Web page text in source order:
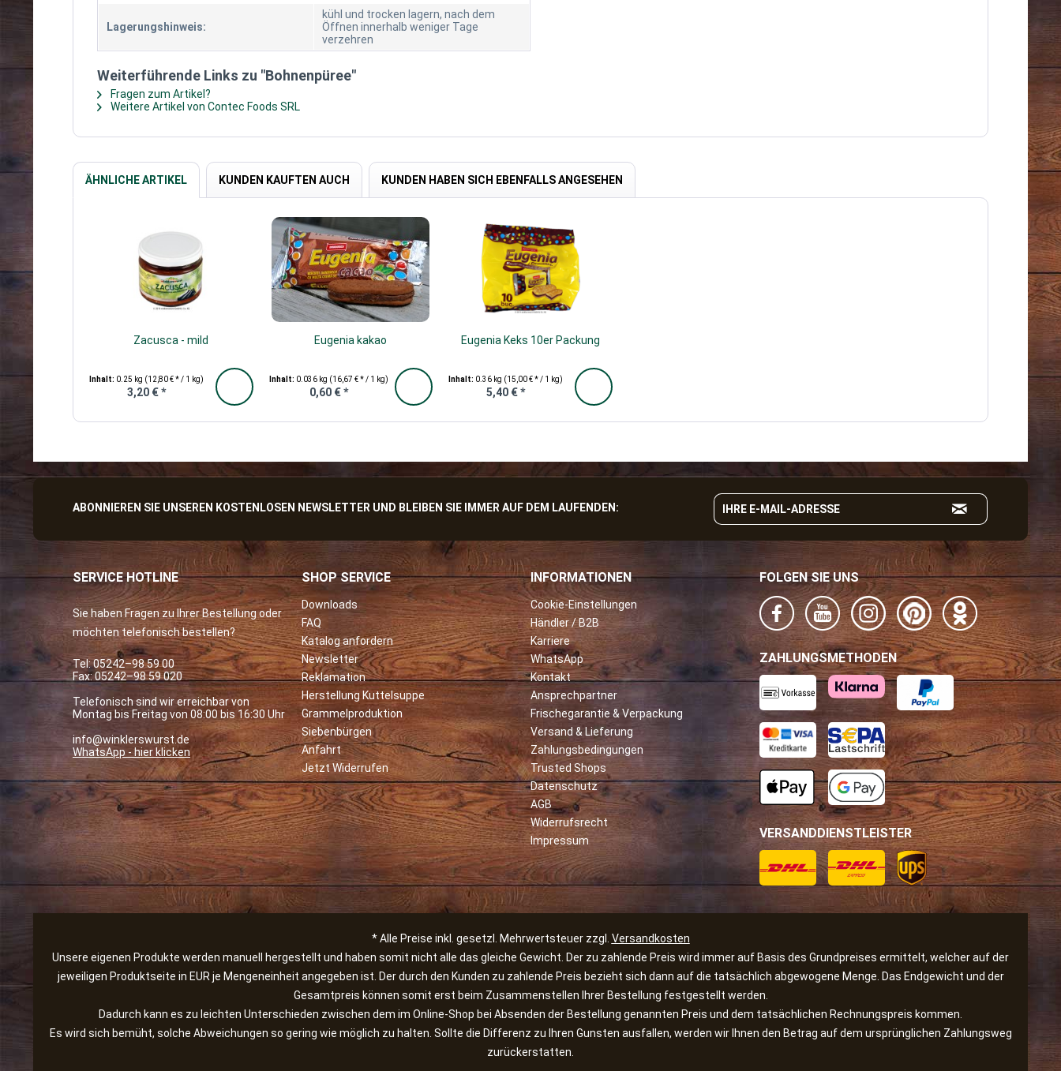
Lagerungshinweis:
kühl und trocken lagern, nach dem
Öffnen innerhalb weniger Tage
verzehren
Weiterführende Links zu "Bohnenpüree"
Fragen zum Artikel?
Weitere Artikel von Contec Foods SRL
ÄHNLICHE ARTIKEL KUNDEN KAUFTEN AUCH KUNDEN HABEN SICH EBENFALLS ANGESEHEN
Zacusca - mild
Inhalt: 0.25 kg (12,80 € * / 1 kg)
3,20 € *
Eugenia kakao
Inhalt: 0.036 kg (16,67 € * / 1 kg)
0,60 € *
Eugenia Keks 10er Packung
Inhalt: 0.36 kg (15,00 € * / 1 kg)
5,40 € *
ABONNIEREN SIE UNSEREN KOSTENLOSEN NEWSLETTER UND BLEIBEN SIE IMMER AUF DEM LAUFENDEN:
SERVICE HOTLINE
Sie haben Fragen zu Ihrer Bestellung oder
möchten telefonisch bestellen?
Tel:05242–98 59 00
Fax: 05242–98 59 020
Telefonisch sind wir erreichbar von
Montag bis Freitag von 08:00 bis 16:30 Uhr
info@winklerswurst.de
WhatsApp - hier klicken
SHOP SERVICE
Downloads
FAQ
Katalog anfordern
Newsletter
Reklamation
Herstellung Kuttelsuppe
Grammelproduktion
Siebenbürgen
Anfahrt
Jetzt Widerrufen
INFORMATIONEN
Cookie-Einstellungen
Händler / B2B
Karriere
WhatsApp
Kontakt
Ansprechpartner
Frischegarantie & Verpackung
Versand & Lieferung
Zahlungsbedingungen
Trusted Shops
Datenschutz
AGB
Widerrufsrecht
Impressum
FOLGEN SIE UNS
ZAHLUNGSMETHODEN
VERSANDDIENSTLEISTER
* Alle Preise inkl. gesetzl. Mehrwertsteuer zzgl. Versandkosten
Unsere eigenen Produkte werden manuell hergestellt und haben somit nicht alle das gleiche Gewicht. Der zu zahlende Preis wird immer auf Basis des Grundpreises ermittelt, welcher auf der
jeweiligen Produktseite in EUR je Mengeneinheit angegeben ist. Der durch den Kunden zu zahlende Preis bezieht sich dann auf die tatsächlich abgewogene Menge. Das Endgewicht und der
Gesamtpreis können somit erst beim Zusammenstellen Ihrer Bestellung festgestellt werden.
Dadurch kann es zu leichten Unterschieden zwischen dem im Online-Shop bei Absenden der Bestellung genannten Preis und dem tatsächlichen Rechnungspreis kommen.
Es wird sich bemüht, solche Abweichungen so gering wie möglich zu halten. Sollte die Differenz zu Ihren Gunsten ausfallen, werden wir Ihnen den Betrag auf dem ursprünglichen Zahlungsweg
zurückerstatten.